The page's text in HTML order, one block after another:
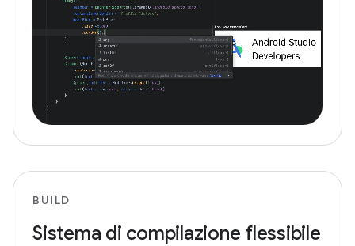
BUILD
Sistema di compilazione flessibile